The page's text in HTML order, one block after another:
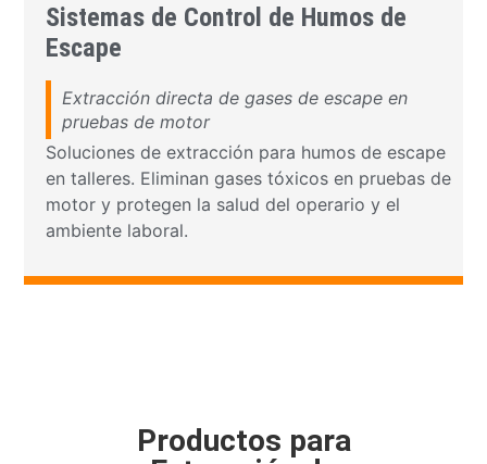
Sistemas de Control de Humos de
Escape
Extracción directa de gases de escape en
pruebas de motor
Soluciones de extracción para humos de escape
en talleres. Eliminan gases tóxicos en pruebas de
motor y protegen la salud del operario y el
ambiente laboral.
Productos para